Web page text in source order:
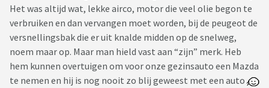
Het was altijd wat, lekke airco, motor die veel olie begon te
verbruiken en dan vervangen moet worden, bij de peugeot de
versnellingsbak die er uit knalde midden op de snelweg,
noem maar op. Maar man hield vast aan “zijn” merk. Heb
hem kunnen overtuigen om voor onze gezinsauto een Mazda
te nemen en hij is nog nooit zo blij geweest met een auto